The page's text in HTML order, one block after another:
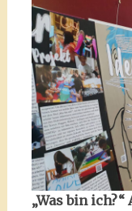
„Was bin